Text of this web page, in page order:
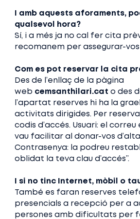
I amb aquests aforaments,
qualsevol hora?
Sí, i a més ja no cal fer cita
recomanem per assegurar-
Com es pot reservar la cita
Des de l’enllaç de la pàgina
web cemsanthilari.cat o des
l’apartat reserves hi ha la
activitats dirigides. Per
codis d’accés. Usuari: el
vau facilitar al donar-vos
Contrasenya: la podreu
oblidat la teva clau d’accés”.
I si no tinc Internet, mòbil o
També es faran reserves
presencials a recepció per a
persones amb dificultats per